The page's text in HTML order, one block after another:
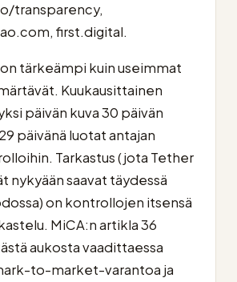
transparency,
first.digital.
tärkeämpi kuin useimmat
Kuukausittainen
päivän kuva 30 päivän
päivänä luotat antajan
Tarkastus (jota Tether
nykyään saavat täydessä
on kontrollojen itsensä
MiCA:n artikla 36
aukosta vaadittaessa
to-market-varantoa ja